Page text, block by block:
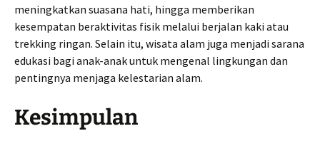
meningkatkan suasana hati, hingga memberikan
kesempatan beraktivitas fisik melalui berjalan kaki atau
trekking ringan. Selain itu, wisata alam juga menjadi sarana
edukasi bagi anak-anak untuk mengenal lingkungan dan
pentingnya menjaga kelestarian alam.
Kesimpulan